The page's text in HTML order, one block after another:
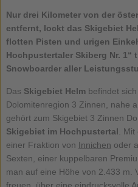
Nur drei Kilometer von der
entfernt, lockt das Skigebiet
flotten Pisten und urigen
Hochpustertaler Skiberg Nr. 1“
Snowboarder aller
Das Skigebiet Helmbefindet sich
Dolomitenregion 3 Zinnen, nahe
gehört zum Skigebiet 3 Zinnen
Skigebiet im Hochpustertal .
einer Fraktion von Innichen oder
Sexten, einer kuppelbaren
man auf eine Höhe von 2.433 m.
freuen, über eine eindrucksvolle